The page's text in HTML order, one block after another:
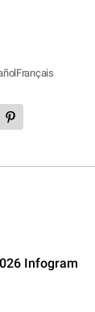
Français
Infogram